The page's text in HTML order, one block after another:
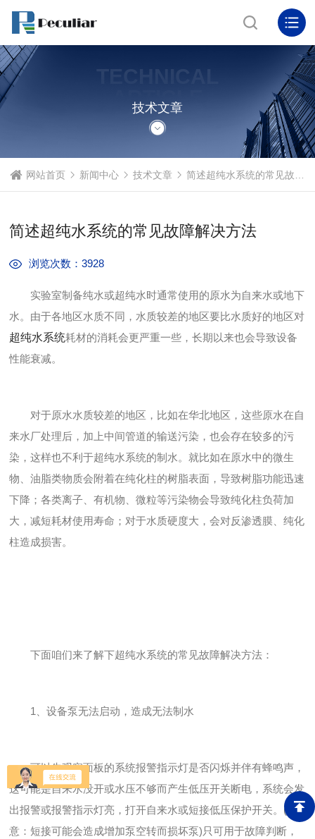
ARTICLE
技术文章
网站首页 新闻中心 技术文章 简述超纯水系统的常见故障解决方法
简述超纯水系统的常见故障解决方法
浏览次数：3928
实验室制备纯水或超纯水时通常使用的原水为自来水或地下
水。由于各地区水质不同，水质较差的地区要比水质好的地区对
超纯水系统耗材的消耗会更严重一些，长期以来也会导致设备
性能衰减。
对于原水水质较差的地区，比如在华北地区，这些原水在自
来水厂处理后，加上中间管道的输送污染，也会存在较多的污
染，这样也不利于超纯水系统的制水。就比如在原水中的微生
物、油脂类物质会附着在纯化柱的树脂表面，导致树脂功能迅速
下降；各类离子、有机物、微粒等污染物会导致纯化柱负荷加
大，减短耗材使用寿命；对于水质硬度大，会对反渗透膜、纯化
柱造成损害。
下面咱们来了解下超纯水系统的常见故障解决方法：
1、设备泵无法启动，造成无法制水
可以先观察面板的系统报警指示灯是否闪烁并伴有蜂鸣声，
这可能是自来水没开或水压不够而产生低压开关断电，系统会发
出报警或报警指示灯亮，打开自来水或短接低压保护开关。(注
意：短接可能会造成增加泵空转而损坏泵)只可用于故障判断，